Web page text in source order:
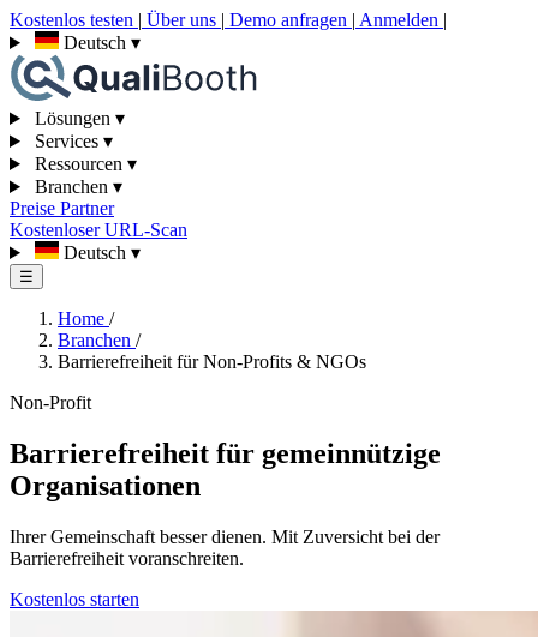
Kostenlos testen | Über uns | Demo anfragen | Anmelden |
Deutsch ▾
Lösungen ▾
Services ▾
Ressourcen ▾
Branchen ▾
Preise Partner
Kostenloser URL-Scan
Deutsch ▾
☰
Home /
Branchen /
Barrierefreiheit für Non-Profits & NGOs
Non-Profit
Barrierefreiheit für gemeinnützige
Organisationen
Ihrer Gemeinschaft besser dienen. Mit Zuversicht bei der
Barrierefreiheit voranschreiten.
Kostenlos starten